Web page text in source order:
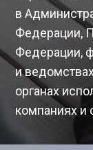
в
Федерации,
Федерации,
и
органах
компаниях и